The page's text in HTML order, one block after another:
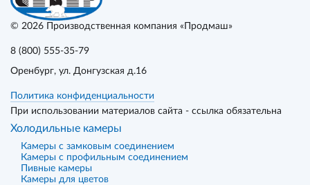
© 2026 Производственная компания «Продмаш»
8 (800) 555-35-79
Оренбург, ул. Донгузская д.16
Политика конфиденциальности
При использовании материалов сайта - ссылка обязательна
Холодильные камеры
Камеры с замковым соединением
Камеры с профильным соединением
Пивные камеры
Камеры для цветов